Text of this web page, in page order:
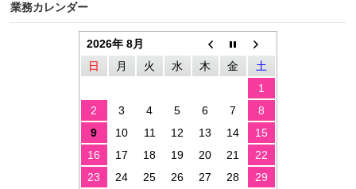
業務カレンダー
2026年 8月
日
月 火 水 木 金
土
1
2
3 4 5 6 7
8
9
10 11 12 13 14
15
16
17 18 19 20 21
22
23
24 25 26 27 28
29